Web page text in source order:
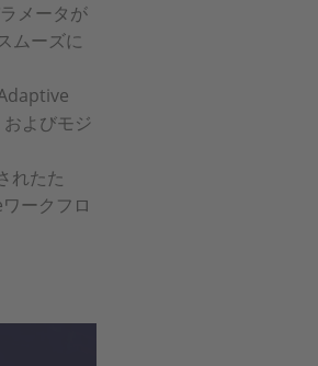
メータが
ムーズに
よびモジ
れたた
ークフロ